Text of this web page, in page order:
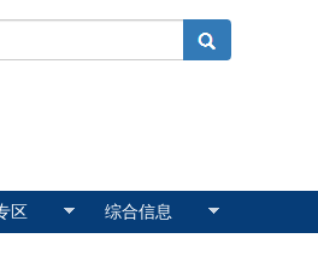
区 综合信息